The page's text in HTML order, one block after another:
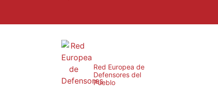
Red Europea de
Defensores del
Pueblo